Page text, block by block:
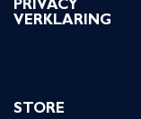
PRIVACY
VERKLARING
STORE